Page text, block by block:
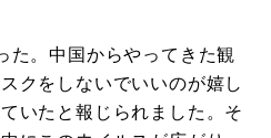
。中国からやってきた観
クをしないでいいのが嬉し
いたと報じられました。そ